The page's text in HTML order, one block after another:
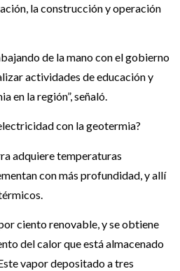
la construcción y operación
de la mano con el gobierno
actividades de educación y
en la región”, señaló.
con la geotermia?
adquiere temperaturas
con más profundidad, y allí
ciento renovable, y se obtiene
del calor que está almacenado
vapor depositado a tres